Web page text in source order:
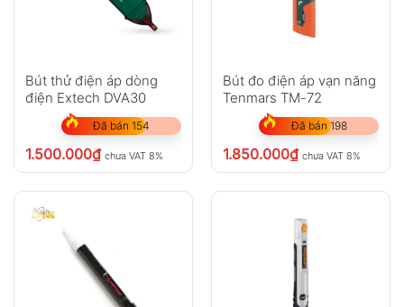
Bút thử điện áp dòng
điện Extech DVA30
Đã bán 154
1.500.000₫ chưa VAT 8%
Bút đo điện áp vạn năng
Tenmars TM-72
Đã bán 198
1.850.000₫ chưa VAT 8%